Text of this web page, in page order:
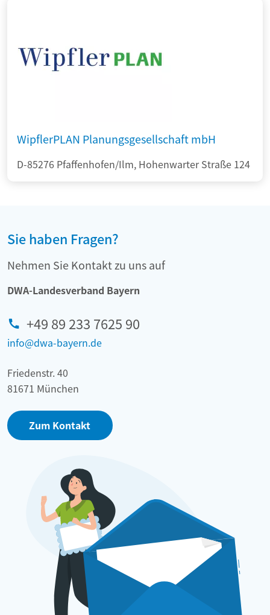
WipflerPLAN Planungsgesellschaft mbH
D-85276 Pfaffenhofen/Ilm, Hohenwarter Straße 124
Sie haben Fragen?
Nehmen Sie Kontakt zu uns auf
DWA-Landesverband Bayern
+49 89 233 7625 90
info@dwa-bayern.de
Friedenstr. 40
81671 München
Zum Kontakt